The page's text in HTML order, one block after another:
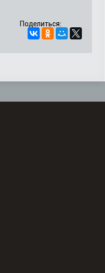
Поделиться: